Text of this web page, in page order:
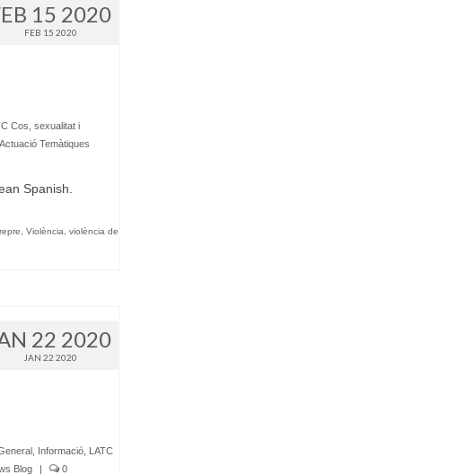
15 2020
FEB 15 2020
Cos, sexualitat i
Temàtiques
Spanish.
repre Violència
violència de
22 2020
JAN 22 2020
, Informació, LATC
Blog | 0